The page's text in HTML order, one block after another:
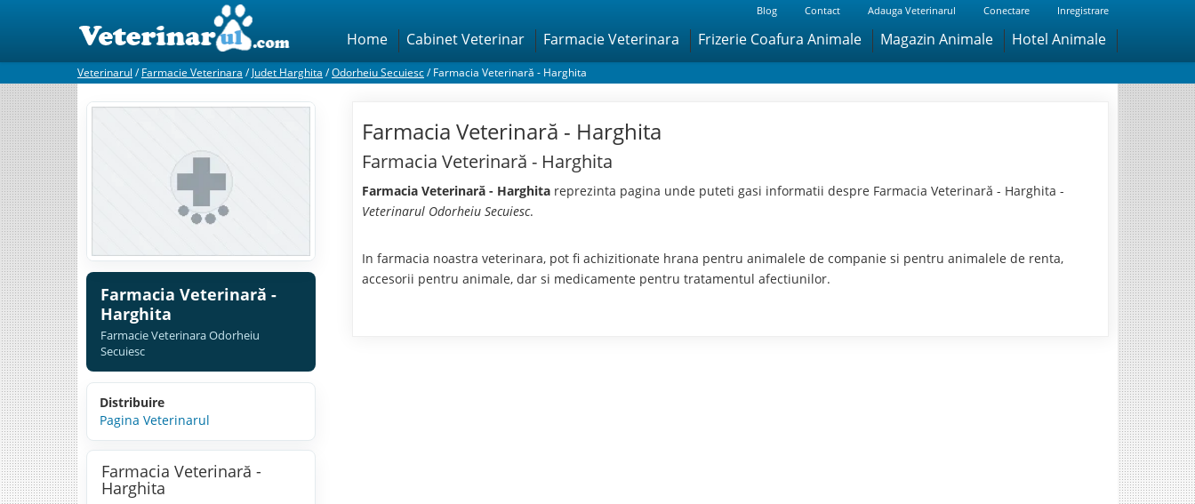
Blog Contact Adauga Veterinarul Conectare Inregistrare
Home Cabinet Veterinar Farmacie Veterinara Frizerie Coafura Animale Magazin Animale Hotel Animale
Veterinarul /Farmacie Veterinara /Judet Harghita /Odorheiu Secuiesc/Farmacia Veterinară - Harghita
Farmacia Veterinară -
Harghita
Farmacie Veterinara Odorheiu
Secuiesc
Distribuire
Pagina Veterinarul
Farmacia Veterinară -
Harghita
Farmacia Veterinară - Harghita
Farmacia Veterinară - Harghita
Farmacia Veterinară - Harghita reprezinta pagina unde puteti gasi informatii despre Farmacia Veterinară - Harghita -
Veterinarul Odorheiu Secuiesc.
In farmacia noastra veterinara, pot fi achizitionate hrana pentru animalele de companie si pentru animalele de renta,
accesorii pentru animale, dar si medicamente pentru tratamentul afectiunilor.